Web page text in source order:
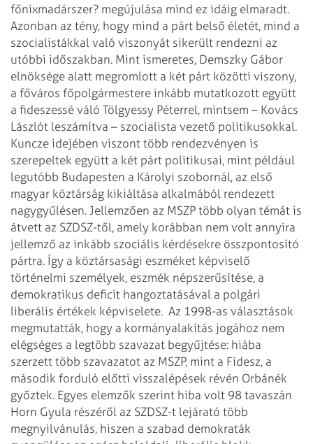
főnixmadárszer? megújulása mind ez idáig elmaradt.
Azonban az tény, hogy mind a párt belső életét, mind a
szocialistákkal való viszonyát sikerült rendezni az
utóbbi időszakban. Mint ismeretes, Demszky Gábor
elnöksége alatt megromlott a két párt közötti viszony,
a főváros főpolgármestere inkább mutatkozott együtt
a fideszessé váló Tölgyessy Péterrel, mintsem – Kovács
Lászlót leszámítva – szocialista vezető politikusokkal.
Kuncze idejében viszont több rendezvényen is
szerepeltek együtt a két párt politikusai, mint például
legutóbb Budapesten a Károlyi szobornál, az első
magyar köztárság kikiáltása alkalmából rendezett
nagygyűlésen. Jellemzően az MSZP több olyan témát is
átvett az SZDSZ-től, amely korábban nem volt annyira
jellemző az inkább szociális kérdésekre összpontosító
pártra. Így a köztársasági eszméket képviselő
történelmi személyek, eszmék népszerűsítése, a
demokratikus deficit hangoztatásával a polgári
liberális értékek képviselete. Az 1998-as választások
megmutatták, hogy a kormányalakítás jogához nem
elégséges a legtöbb szavazat begyűjtése: hiába
szerzett több szavazatot az MSZP, mint a Fidesz, a
második forduló előtti visszalépések révén Orbánék
győztek. Egyes elemzők szerint hiba volt 98 tavaszán
Horn Gyula részéről az SZDSZ-t lejárató több
megnyilvánulás, hiszen a szabad demokraták